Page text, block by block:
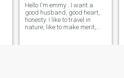
Hello I'm emmy . I want a
good husband, good heart,
honesty. I like to travel in
nature, like to make merit,